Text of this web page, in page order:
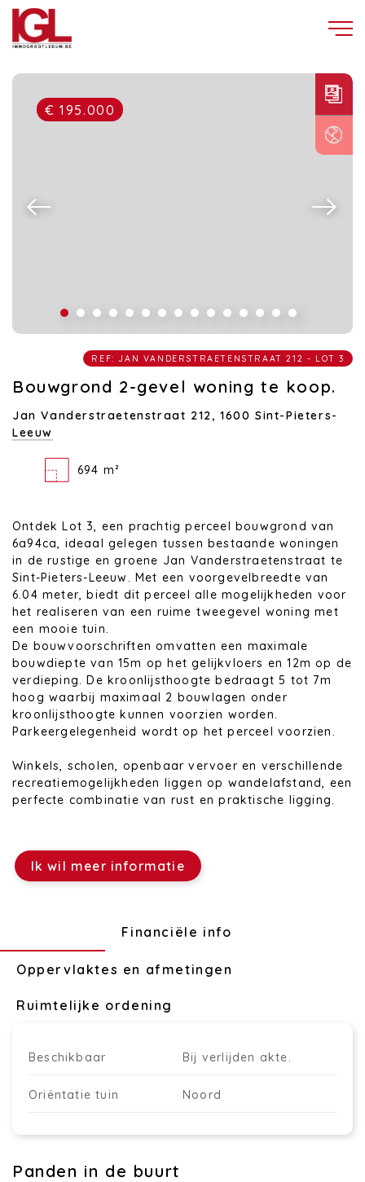
€ 195.000
REF: JAN VANDERSTRAETENSTRAAT 212 - LOT 3
Bouwgrond 2-gevel woning te koop.
Jan Vanderstraetenstraat 212,1600 Sint-Pieters-
Leeuw
694 m²
Ontdek Lot 3, een prachtig perceel bouwgrond van
6a94ca, ideaal gelegen tussen bestaande woningen
in de rustige en groene Jan Vanderstraetenstraat te
Sint-Pieters-Leeuw. Met een voorgevelbreedte van
6.04 meter, biedt dit perceel alle mogelijkheden voor
het realiseren van een ruime tweegevel woning met
een mooie tuin.
De bouwvoorschriften omvatten een maximale
bouwdiepte van 15m op het gelijkvloers en 12m op de
verdieping. De kroonlijsthoogte bedraagt 5 tot 7m
hoog waarbij maximaal 2 bouwlagen onder
kroonlijsthoogte kunnen voorzien worden.
Parkeergelegenheid wordt op het perceel voorzien.
Winkels, scholen, openbaar vervoer en verschillende
recreatiemogelijkheden liggen op wandelafstand, een
perfecte combinatie van rust en praktische ligging.
Ik wil meer informatie
Financiële info
Oppervlaktes en afmetingen
Ruimtelijke ordening
Beschikbaar Bij verlijden akte.
Oriëntatie tuin Noord
Panden in de buurt